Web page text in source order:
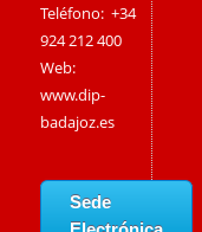
Teléfono: +34
924 212 400
Web:
www.dip-
badajoz.es
Sede